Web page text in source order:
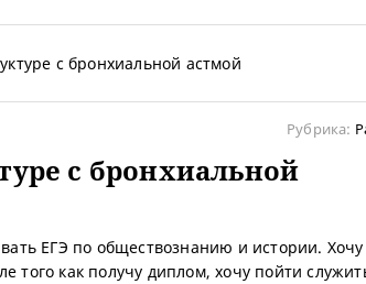
с бронхиальной астмой
Рубрика:
с бронхиальной
ЕГЭ по обществознанию и истории. Хочу
того как получу диплом, хочу пойти